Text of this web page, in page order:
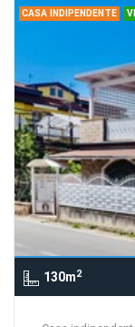
CASA INDIPENDENTE
130m2